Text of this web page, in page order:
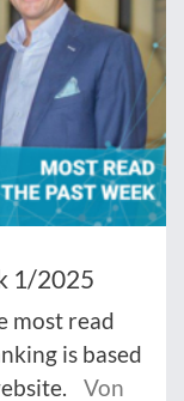
1/2025
most read
is based
Von